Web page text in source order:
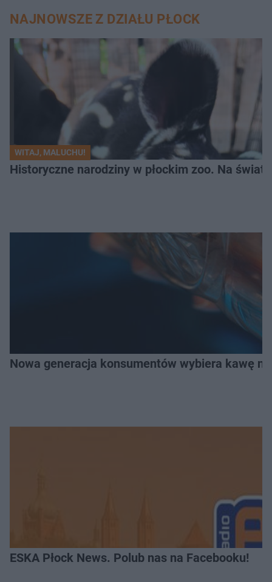
NAJNOWSZE Z DZIAŁU PŁOCK
WITAJ, MALUCHU!
Historyczne narodziny w płockim zoo. Na świat
Nowa generacja konsumentów wybiera kawę
ESKA Płock News. Polub nas na Facebooku!